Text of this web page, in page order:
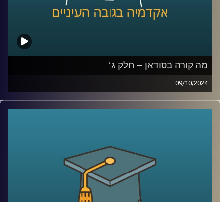
*הפרק הוקלט לפני התעצמות הלחימה אך מאוד רלוונטי כדי
להבין באמת איך הגענו למצב שבו אנחנו היום
מה קורה בסודאן – חלק ג׳
09/10/2024
המלחמה שנפתחה ב-7 באוקטובר בין ישראל לחמאס לא
נשארה רק בגבולות המדינה, החותים פועלים במצרי באב אל
שישראלים פחות מכירים, היא המערכה על סודאן, שותפה
נוספת של ישראל להסכמי אברהם. שבימים אלו מבוקשת מכל
עבר מצד אחד האיראנים ורוסיה ומצד שני הציר של ארצות
אז מי יזכה בסודאן כבעלת ברית בעתיד הקרוב?